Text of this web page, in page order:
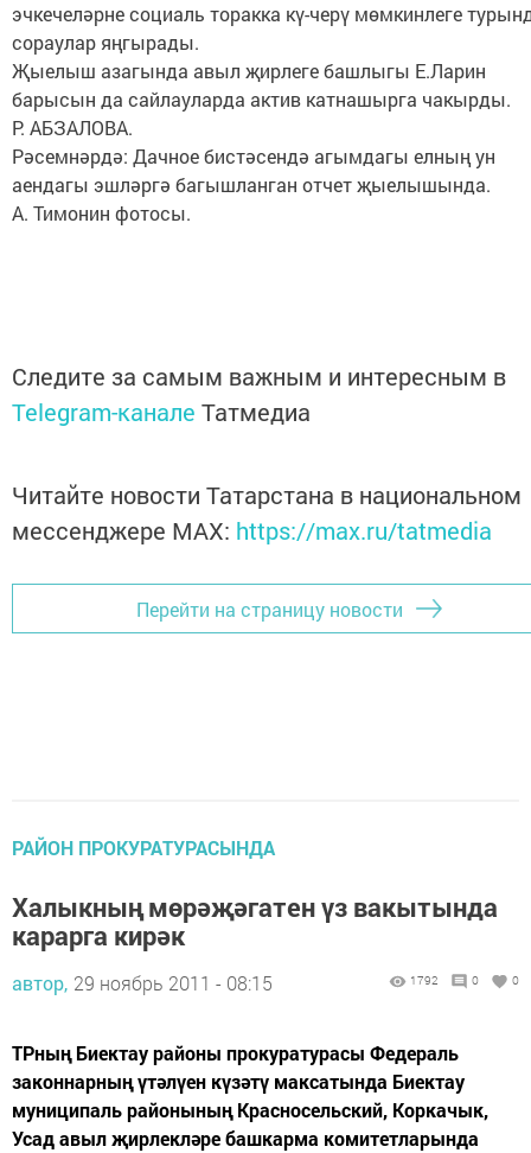
эчкечеләрне социаль торакка кү-черү мөмкинлеге
сораулар яңгырады.
Җыелыш азагында авыл җирлеге башлыгы Е.Ларин
барысын да сайлауларда актив катнашырга чакырды.
Р. АБЗАЛОВА.
Рәсемнәрдә: Дачное бистәсендә агымдагы елның ун
аендагы эшләргә багышланган отчет җыелышында.
А. Тимонин фотосы.
Следите за самым важным и интересным в
Telegram-канале Татмедиа
Читайте новости Татарстана в национальном
мессенджере MАХ: https://max.ru/tatmedia
Перейти на страницу новости
РАЙОН ПРОКУРАТУРАСЫНДА
Халыкның мөрәҗәгатен үз вакытында
карарга кирәк
автор, 29 ноябрь 2011 - 08:15 1792 0 0
ТРның Биектау районы прокуратурасы Федераль
законнарның үтәлүен күзәтү максатында Биектау
муниципаль районының Красносельский, Коркачык,
Усад авыл җирлекләре башкарма комитетларында